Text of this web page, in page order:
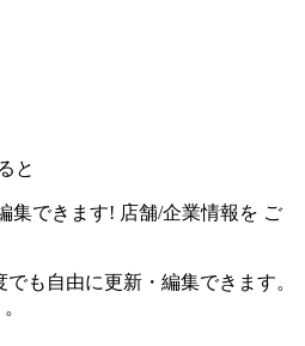
と
集できます! 店舗/企業情報を ご
も自由に更新・編集できます。